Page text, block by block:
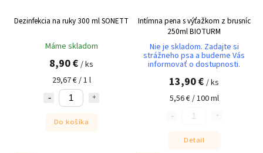
Dezinfekcia na ruky 300 ml SONETT
Máme skladom
8,90 € / ks
29,67 € / 1 l
Do košíka
Intímna pena s výťažkom z brusníc
250ml BIOTURM
Nie je skladom. Zadajte si
strážneho psa a budeme Vás
informovať o dostupnosti.
13,90 € / ks
5,56 € / 100 ml
Detail